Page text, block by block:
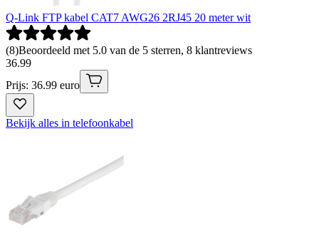
Q-Link FTP kabel CAT7 AWG26 2RJ45 20 meter wit
(8)Beoordeeld met 5.0 van de 5 sterren, 8 klantreviews
36.99
Prijs: 36.99 euro
Bekijk alles in telefoonkabel